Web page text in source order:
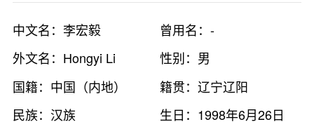
中文名：李宏毅
曾用名：-
外文名：Hongyi Li
性别：男
国籍：中国（内地）
籍贯：辽宁辽阳
民族：汉族
生日：1998年6月26日